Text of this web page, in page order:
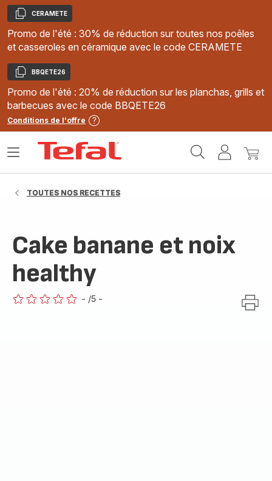
Copier
CERAMETE
Promo de l'été : 30% de réduction sur toutes nos poêles
et casseroles en céramique avec le code CERAMETE
Copier
BBQETE26
Promo de l'été : 20% de réduction sur les planchas, grills et
barbecues avec le code BBQETE26
Conditions de l'offre
MonMon
Ouvrir
TOUTES NOS RECETTES
Cake banane et noix
healthy
- /5 -